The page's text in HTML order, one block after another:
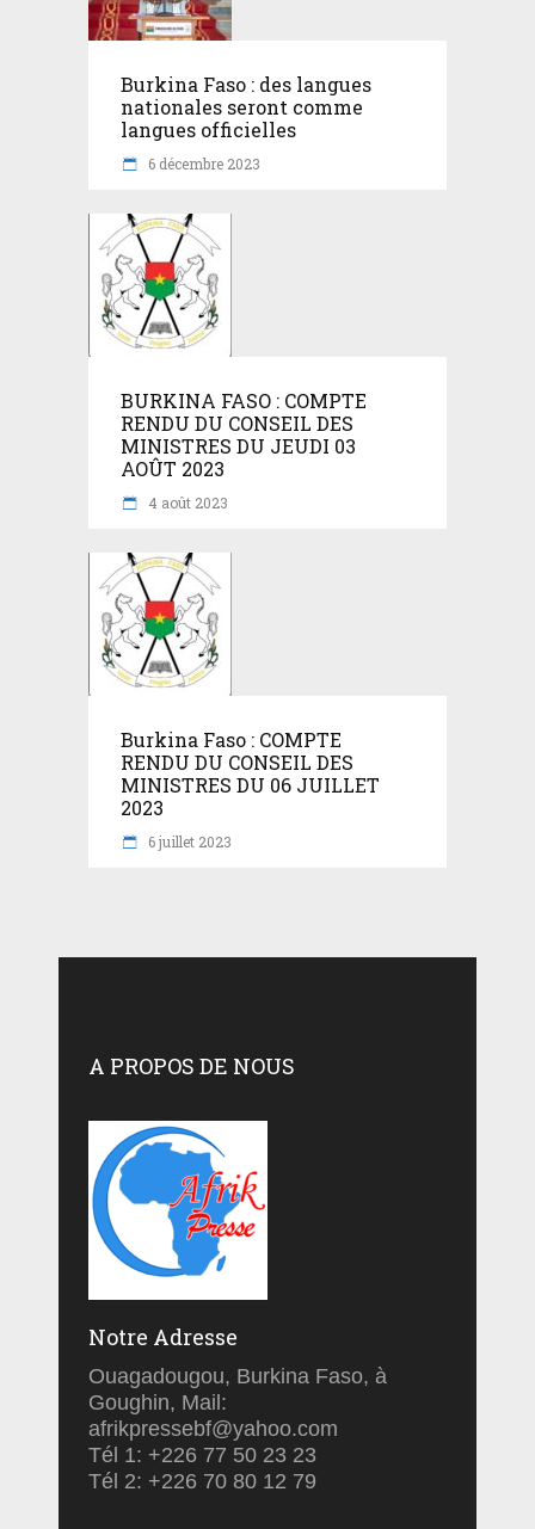
Burkina Faso : des langues
nationales seront comme
langues officielles
6 décembre 2023
BURKINA FASO : COMPTE
RENDU DU CONSEIL DES
MINISTRES DU JEUDI 03
AOÛT 2023
4 août 2023
Burkina Faso : COMPTE
RENDU DU CONSEIL DES
MINISTRES DU 06 JUILLET
2023
6 juillet 2023
A PROPOS DE NOUS
Notre Adresse
Ouagadougou, Burkina Faso, à
Goughin, Mail:
afrikpressebf@yahoo.com
Tél 1: +226 77 50 23 23
Tél 2: +226 70 80 12 79